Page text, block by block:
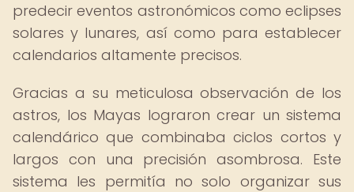
predecir eventos astronómicos como eclipses
solares y lunares, así como para establecer
calendarios altamente precisos.
Gracias a su meticulosa observación de los
astros, los Mayas lograron crear un sistema
calendárico que combinaba ciclos cortos y
largos con una precisión asombrosa. Este
sistema les permitía no solo organizar sus